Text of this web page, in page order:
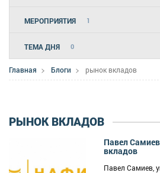
МЕРОПРИЯТИЯ 1
ТЕМА ДНЯ 0
Главная Блоги рынок вкладов
РЫНОК ВКЛАДОВ
Павел
вкладов
Павел Самиев,